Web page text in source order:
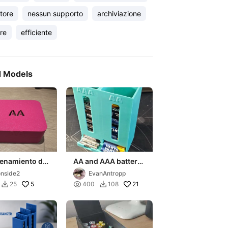
nessun supporto archiviazione
efficiente
Models
de
(pilas )
/ Triple
 25 5
AA and AAA battery
storageEvanAntropp
 400  108 21